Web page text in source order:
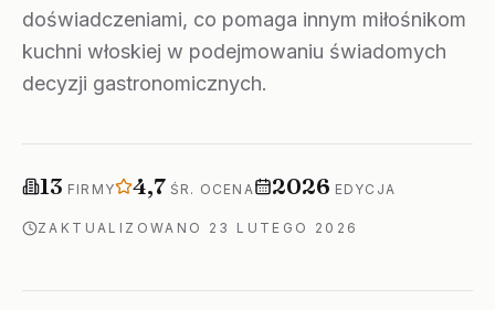
doświadczeniami, co pomaga innym miłośnikom
kuchni włoskiej w podejmowaniu świadomych
decyzji gastronomicznych.
Firm w rankingu
13 FIRMYŚrednia ocena
4,7 ŚR. OCENARok edycji
2026 EDYCJA
ZAKTUALIZOWANO 23 LUTEGO 2026